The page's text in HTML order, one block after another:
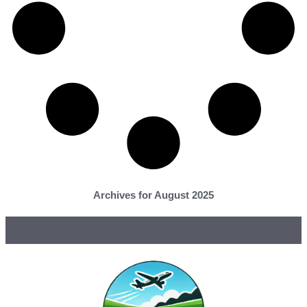
Archives for August 2025